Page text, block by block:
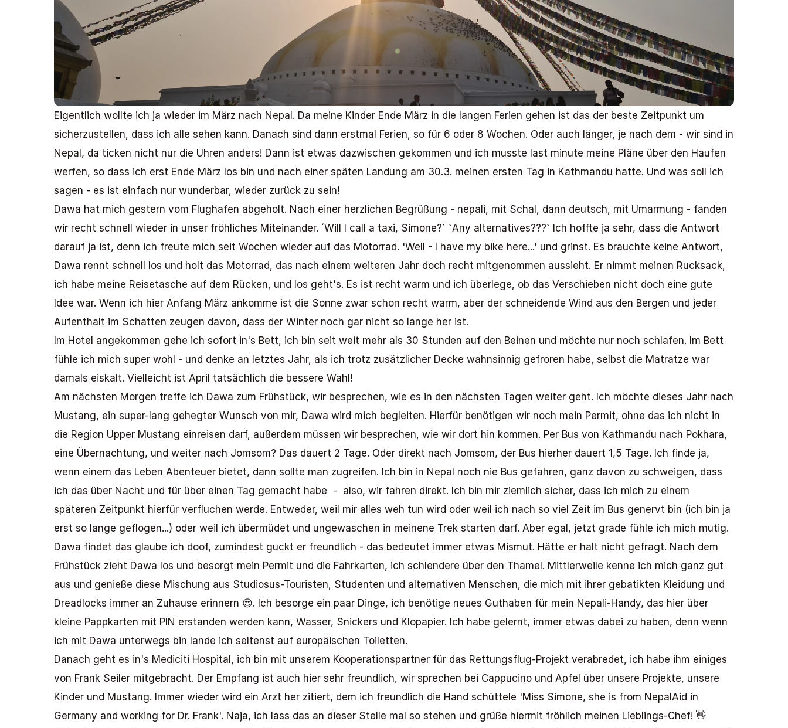
Eigentlich wollte ich ja wieder im März nach Nepal. Da meine Kinder Ende März in die langen Ferien gehen ist das der beste Zeitpunkt um
sicherzustellen, dass ich alle sehen kann. Danach sind dann erstmal Ferien, so für 6 oder 8 Wochen. Oder auch länger, je nach dem - wir sind in
Nepal, da ticken nicht nur die Uhren anders! Dann ist etwas dazwischen gekommen und ich musste last minute meine Pläne über den Haufen
werfen, so dass ich erst Ende März los bin und nach einer späten Landung am 30.3. meinen ersten Tag in Kathmandu hatte. Und was soll ich
sagen - es ist einfach nur wunderbar, wieder zurück zu sein!
Dawa hat mich gestern vom Flughafen abgeholt. Nach einer herzlichen Begrüßung - nepali, mit Schal, dann deutsch, mit Umarmung - fanden
wir recht schnell wieder in unser fröhliches Miteinander. ´Will I call a taxi, Simone?ˋ ˋAny alternatives???ˋ Ich hoffte ja sehr, dass die Antwort
darauf ja ist, denn ich freute mich seit Wochen wieder auf das Motorrad. 'Well - I have my bike here...' und grinst. Es brauchte keine Antwort,
Dawa rennt schnell los und holt das Motorrad, das nach einem weiteren Jahr doch recht mitgenommen aussieht. Er nimmt meinen Rucksack,
ich habe meine Reisetasche auf dem Rücken, und los geht's. Es ist recht warm und ich überlege, ob das Verschieben nicht doch eine gute
Idee war. Wenn ich hier Anfang März ankomme ist die Sonne zwar schon recht warm, aber der schneidende Wind aus den Bergen und jeder
Aufenthalt im Schatten zeugen davon, dass der Winter noch gar nicht so lange her ist.
Im Hotel angekommen gehe ich sofort in's Bett, ich bin seit weit mehr als 30 Stunden auf den Beinen und möchte nur noch schlafen. Im Bett
fühle ich mich super wohl - und denke an letztes Jahr, als ich trotz zusätzlicher Decke wahnsinnig gefroren habe, selbst die Matratze war
damals eiskalt. Vielleicht ist April tatsächlich die bessere Wahl!
Am nächsten Morgen treffe ich Dawa zum Frühstück, wir besprechen, wie es in den nächsten Tagen weiter geht. Ich möchte dieses Jahr nach
Mustang, ein super-lang gehegter Wunsch von mir, Dawa wird mich begleiten. Hierfür benötigen wir noch mein Permit, ohne das ich nicht in
die Region Upper Mustang einreisen darf, außerdem müssen wir besprechen, wie wir dort hin kommen. Per Bus von Kathmandu nach Pokhara,
eine Übernachtung, und weiter nach Jomsom? Das dauert 2 Tage. Oder direkt nach Jomsom, der Bus hierher dauert 1,5 Tage. Ich finde ja,
wenn einem das Leben Abenteuer bietet, dann sollte man zugreifen. Ich bin in Nepal noch nie Bus gefahren, ganz davon zu schweigen, dass
ich das über Nacht und für über einen Tag gemacht habe  -  also, wir fahren direkt. Ich bin mir ziemlich sicher, dass ich mich zu einem
späteren Zeitpunkt hierfür verfluchen werde. Entweder, weil mir alles weh tun wird oder weil ich nach so viel Zeit im Bus genervt bin (ich bin ja
erst so lange geflogen...) oder weil ich übermüdet und ungewaschen in meinene Trek starten darf. Aber egal, jetzt grade fühle ich mich mutig.
Dawa findet das glaube ich doof, zumindest guckt er freundlich - das bedeutet immer etwas Mismut. Hätte er halt nicht gefragt. Nach dem
Frühstück zieht Dawa los und besorgt mein Permit und die Fahrkarten, ich schlendere über den Thamel. Mittlerweile kenne ich mich ganz gut
aus und genieße diese Mischung aus Studiosus-Touristen, Studenten und alternativen Menschen, die mich mit ihrer gebatikten Kleidung und
Dreadlocks immer an Zuhause erinnern 😍. Ich besorge ein paar Dinge, ich benötige neues Guthaben für mein Nepali-Handy, das hier über
kleine Pappkarten mit PIN erstanden werden kann, Wasser, Snickers und Klopapier. Ich habe gelernt, immer etwas dabei zu haben, denn wenn
ich mit Dawa unterwegs bin lande ich seltenst auf europäischen Toiletten.
Danach geht es in's Mediciti Hospital, ich bin mit unserem Kooperationspartner für das Rettungsflug-Projekt verabredet, ich habe ihm einiges
von Frank Seiler mitgebracht. Der Empfang ist auch hier sehr freundlich, wir sprechen bei Cappucino und Apfel über unsere Projekte, unsere
Kinder und Mustang. Immer wieder wird ein Arzt her zitiert, dem ich freundlich die Hand schüttele 'Miss Simone, she is from NepalAid in
Germany and working for Dr. Frank'. Naja, ich lass das an dieser Stelle mal so stehen und grüße hiermit fröhlich meinen Lieblings-Chef! 👋